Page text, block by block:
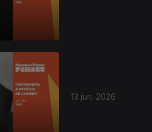
13 jun. 2026